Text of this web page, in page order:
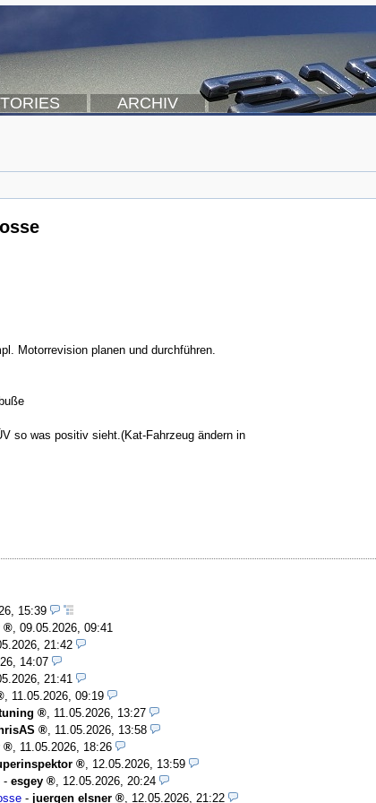
ARCHIV
Motorrevision planen und durchführen.
so was positiv sieht.(Kat-Fahrzeug ändern in
15:39
, 09.05.2026, 09:41
21:42
14:07
21:41
, 11.05.2026, 09:19
, 11.05.2026, 13:27
, 11.05.2026, 13:58
, 11.05.2026, 18:26
, 12.05.2026, 13:59
- esgey , 12.05.2026, 20:24
- juergen elsner , 12.05.2026, 21:22